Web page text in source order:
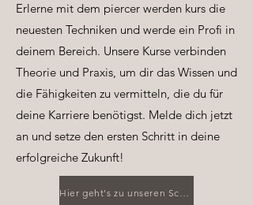
Erlerne mit dem piercer werden kurs die
neuesten Techniken und werde ein Profi in
deinem Bereich. Unsere Kurse verbinden
Theorie und Praxis, um dir das Wissen und
die Fähigkeiten zu vermitteln, die du für
deine Karriere benötigst. Melde dich jetzt
an und setze den ersten Schritt in deine
erfolgreiche Zukunft!